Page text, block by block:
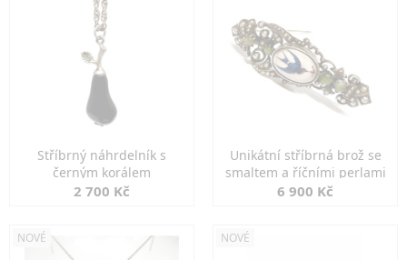
Stříbrný náhrdelník s
černým korálem
2 700 Kč
Unikátní stříbrná brož se
smaltem a říčními perlami
6 900 Kč
NOVÉ NOVÉ